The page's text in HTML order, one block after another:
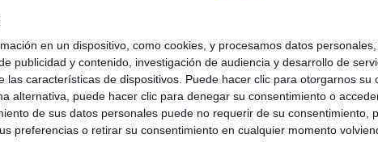
en un dispositivo, como cookies, y procesamos datos
publicidad y contenido, investigación de audiencia y desarrollo de
características de dispositivos. Puede hacer clic para otorgarnos
alternativa, puede hacer clic para denegar su consentimiento o
de sus datos personales puede no requerir de su
preferencias o retirar su consentimiento en cualquier momento